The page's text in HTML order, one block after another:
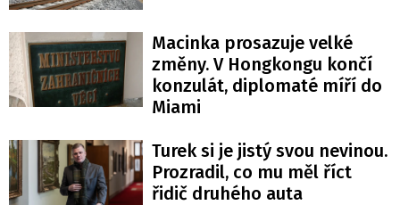
Macinka prosazuje velké
změny. V Hongkongu končí
konzulát, diplomaté míří do
Miami
Turek si je jistý svou nevinou.
Prozradil, co mu měl říct
řidič druhého auta